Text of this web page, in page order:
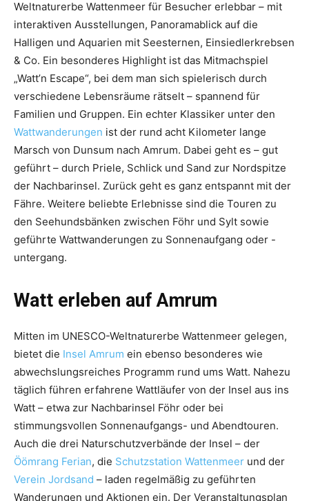
Weltnaturerbe Wattenmeer für Besucher erlebbar – mit
interaktiven Ausstellungen, Panoramablick auf die
Halligen und Aquarien mit Seesternen, Einsiedlerkrebsen
& Co. Ein besonderes Highlight ist das Mitmachspiel
„Watt’n Escape“, bei dem man sich spielerisch durch
verschiedene Lebensräume rätselt – spannend für
Familien und Gruppen. Ein echter Klassiker unter den
Wattwanderungen ist der rund acht Kilometer lange
Marsch von Dunsum nach Amrum. Dabei geht es – gut
geführt – durch Priele, Schlick und Sand zur Nordspitze
der Nachbarinsel. Zurück geht es ganz entspannt mit der
Fähre. Weitere beliebte Erlebnisse sind die Touren zu
den Seehundsbänken zwischen Föhr und Sylt sowie
geführte Wattwanderungen zu Sonnenaufgang oder -
untergang.
Watt erleben auf Amrum
Mitten im UNESCO-Weltnaturerbe Wattenmeer gelegen,
bietet die Insel Amrum ein ebenso besonderes wie
abwechslungsreiches Programm rund ums Watt. Nahezu
täglich führen erfahrene Wattläufer von der Insel aus ins
Watt – etwa zur Nachbarinsel Föhr oder bei
stimmungsvollen Sonnenaufgangs- und Abendtouren.
Auch die drei Naturschutzverbände der Insel – der
Öömrang Ferian, die Schutzstation Wattenmeer und der
Verein Jordsand – laden regelmäßig zu geführten
Wanderungen und Aktionen ein. Der Veranstaltungsplan